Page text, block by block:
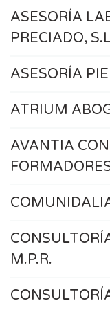
ASESORÍA
PRECIADO,
ASESORÍA
ATRIUM
AVANTIA
M.P.R.